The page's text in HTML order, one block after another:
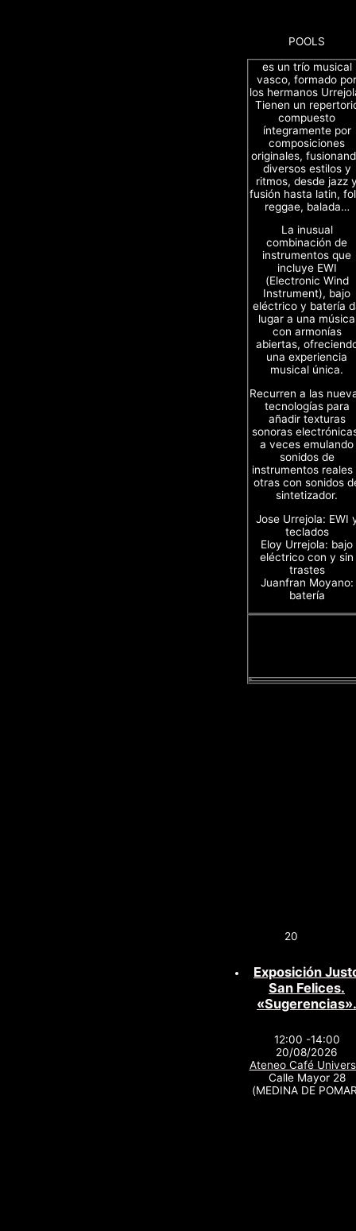
POOLS
es un trío musical
vasco, formado por
los hermanos
Tienen un
compuesto
íntegramente por
composiciones
originales,
diversos estilos y
ritmos, desde jazz
fusión hasta latin,
reggae, balada…
La inusual
combinación de
instrumentos que
incluye EWI
(Electronic Wind
Instrument), bajo
eléctrico y batería
lugar a una música
con armonías
abiertas,
una experiencia
musical única.
Recurren a las
tecnologías para
añadir texturas
sonoras
a veces emulando
sonidos de
instrumentos reales
otras con sonidos
sintetizador.
Jose Urrejola: EWI
teclados
Eloy Urrejola: bajo
eléctrico con y sin
trastes
Juanfran Moyano:
batería
20
Exposición
San Felices.
«Sugerencias».
12:00 -14:00
20/08/2026
Ateneo Café
Calle Mayor 28
(MEDINA DE